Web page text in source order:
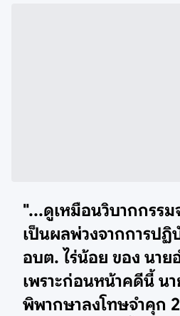
"...ดูเหมือนวิบากกรร
เป็นผลพ่วงจากการป
อบต. ไร่น้อย ของ นาย
เพราะก่อนหน้าคดีนี้ น
พิพากษาลงโทษจำคุก